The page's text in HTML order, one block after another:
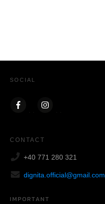
SOCIAL
CONTACT
+40 771 280 321
dignita.official@gmail.com
IMPORTANT